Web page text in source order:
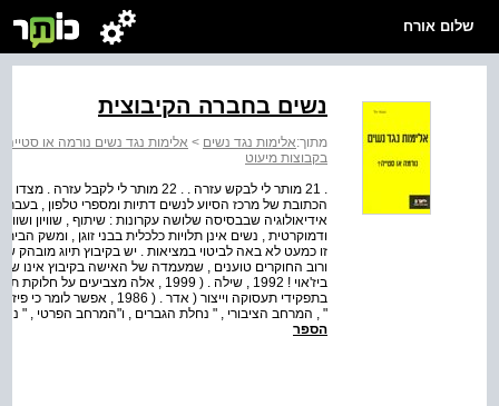
שלום אורח
נשים בחברה הקיבוצית
מתוך:אלימות נגד נשים > אלימות נגד נשים נורמה או
בקבוצות מיעוט
. 21 מותר לי לבקש עזרה . . 22 מותר
הכתובת של מרכז הסיוע לנשים דתיות ומספרי טלפון ,
אידיאולוגיה שבבסיסה שלושה עקרונות : שיתוף , שוויון
ודמוקרטית , נשים אינן תלויות כלכלית בבני זוגן , ומשק
זו כמעט לא באה לביטוי במציאות . יש בקיבוץ תיוג מובהק
ביז'אוי ! 1992 , שילה . ( 1999 , אלה
בתפקידי תעסוקה וייצור (
" , המרחב הציבורי , " נחלת הגברים , ו"המרחב הפרטי , " נחלת הנשים ( נוה . ( 1999 ,
הספר